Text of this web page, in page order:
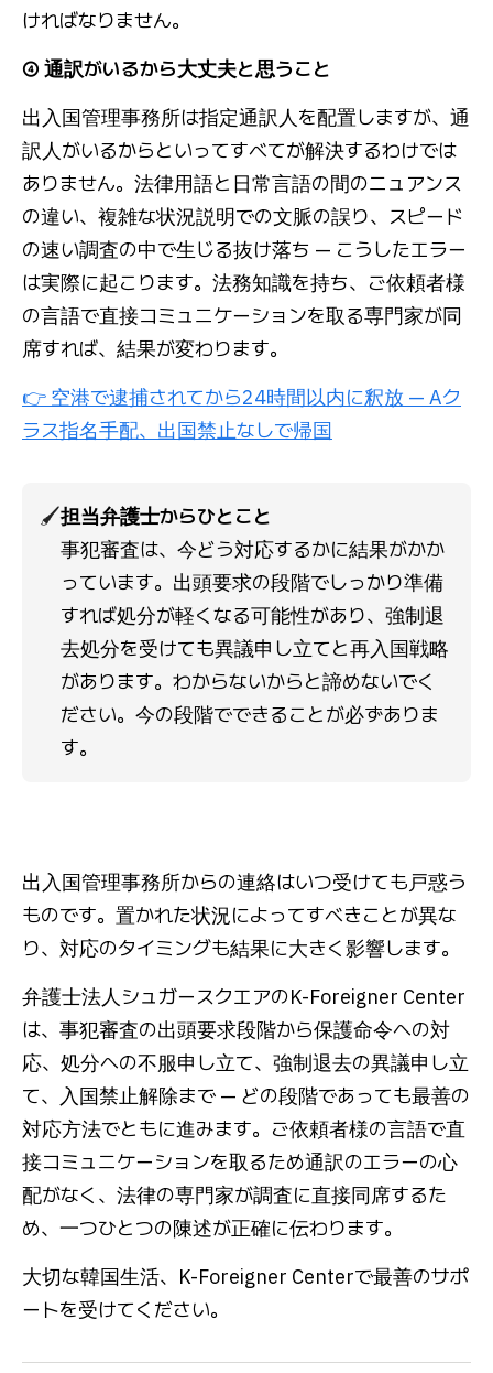
ければなりません。
④ 通訳がいるから大丈夫と思うこと
出入国管理事務所は指定通訳人を配置しますが、通
訳人がいるからといってすべてが解決するわけでは
ありません。法律用語と日常言語の間のニュアンス
の違い、複雑な状況説明での文脈の誤り、スピード
の速い調査の中で生じる抜け落ち — こうしたエラー
は実際に起こります。法務知識を持ち、ご依頼者様
の言語で直接コミュニケーションを取る専門家が同
席すれば、結果が変わります。
👉 空港で逮捕されてから24時間以内に釈放 — Aク
ラス指名手配、出国禁止なしで帰国
🖌️担当弁護士からひとこと
事犯審査は、今どう対応するかに結果がかか
っています。出頭要求の段階でしっかり準備
すれば処分が軽くなる可能性があり、強制退
去処分を受けても異議申し立てと再入国戦略
があります。わからないからと諦めないでく
ださい。今の段階でできることが必ずありま
す。
出入国管理事務所からの連絡はいつ受けても戸惑う
ものです。置かれた状況によってすべきことが異な
り、対応のタイミングも結果に大きく影響します。
弁護士法人シュガースクエアのK-Foreigner Center
は、事犯審査の出頭要求段階から保護命令への対
応、処分への不服申し立て、強制退去の異議申し立
て、入国禁止解除まで — どの段階であっても最善の
対応方法でともに進みます。ご依頼者様の言語で直
接コミュニケーションを取るため通訳のエラーの心
配がなく、法律の専門家が調査に直接同席するた
め、一つひとつの陳述が正確に伝わります。
大切な韓国生活、K-Foreigner Centerで最善のサポ
ートを受けてください。